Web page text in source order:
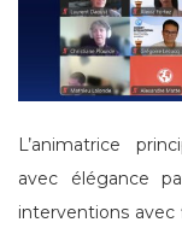
L’animatrice
avec élégance
interventions